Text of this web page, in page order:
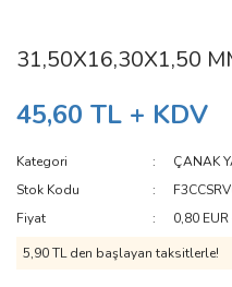
31,50X16,30X1,50
45,60 TL + KDV
Kategori
ÇANAK
Stok Kodu
Fiyat
0,80
5,90 TL den başlayan taksitlerle!